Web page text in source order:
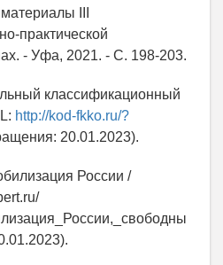
III
практической
- Уфа, 2021. - С. 198-203.
классификационный
http://kod-fkko.ru/?
20.01.2023).
России /